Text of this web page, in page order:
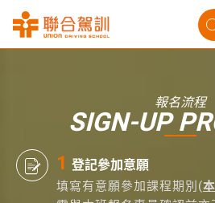
報名流程
SIGN-UP
登記參加意願
填寫有意願參加課程期別(